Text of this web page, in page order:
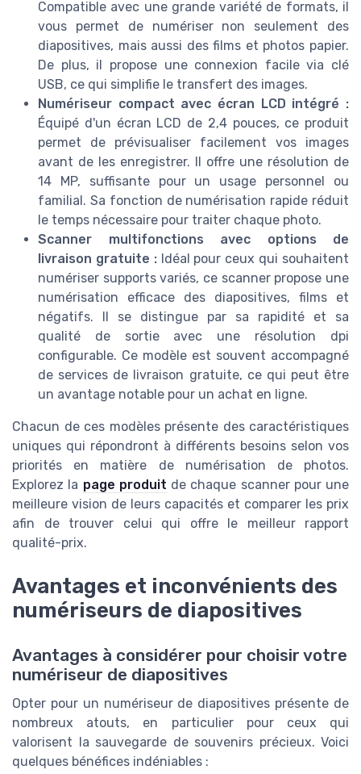
Compatible avec une grande variété de formats, il
vous permet de numériser non seulement des
diapositives, mais aussi des films et photos papier.
De plus, il propose une connexion facile via clé
USB, ce qui simplifie le transfert des images.
Numériseur compact avec écran LCD intégré :
Équipé d'un écran LCD de 2,4 pouces, ce produit
permet de prévisualiser facilement vos images
avant de les enregistrer. Il offre une résolution de
14 MP, suffisante pour un usage personnel ou
familial. Sa fonction de numérisation rapide réduit
le temps nécessaire pour traiter chaque photo.
Scanner multifonctions avec options de
livraison gratuite :Idéal pour ceux qui souhaitent
numériser supports variés, ce scanner propose une
numérisation efficace des diapositives, films et
négatifs. Il se distingue par sa rapidité et sa
qualité de sortie avec une résolution dpi
configurable. Ce modèle est souvent accompagné
de services de livraison gratuite, ce qui peut être
un avantage notable pour un achat en ligne.
Chacun de ces modèles présente des caractéristiques
uniques qui répondront à différents besoins selon vos
priorités en matière de numérisation de photos.
Explorez la page produit de chaque scanner pour une
meilleure vision de leurs capacités et comparer les prix
afin de trouver celui qui offre le meilleur rapport
qualité-prix.
Avantages et inconvénients des
numériseurs de diapositives
Avantages à considérer pour choisir votre
numériseur de diapositives
Opter pour un numériseur de diapositives présente de
nombreux atouts, en particulier pour ceux qui
valorisent la sauvegarde de souvenirs précieux. Voici
quelques bénéfices indéniables :